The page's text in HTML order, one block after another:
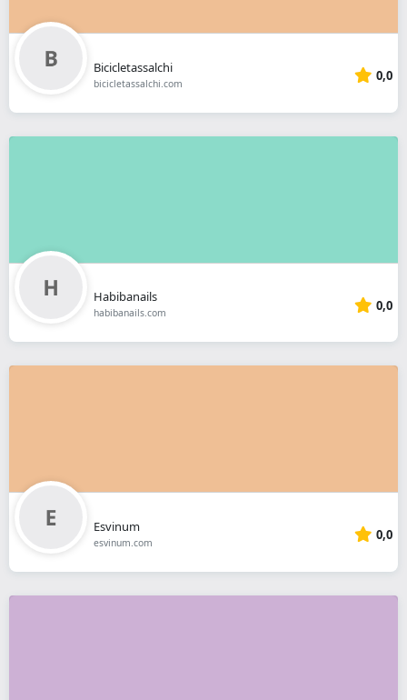
Bicicletassalchi
bicicletassalchi.com 0,0
Habibanails
habibanails.com 0,0
Esvinum
esvinum.com 0,0